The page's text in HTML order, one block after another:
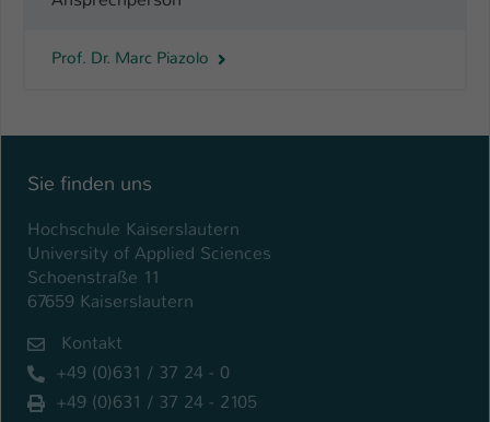
Prof. Dr. Marc Piazolo
Sie finden uns
Hochschule Kaiserslautern
University of Applied Sciences
Schoenstraße 11
67659 Kaiserslautern
Kontakt
+49 (0)631 / 37 24 - 0
+49 (0)631 / 37 24 - 2105